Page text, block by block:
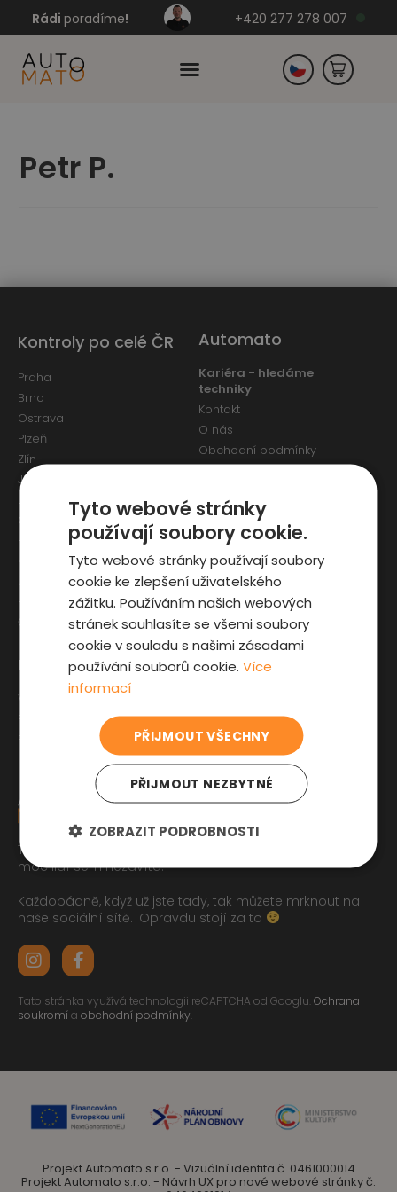
Rádi poradíme! +420 277 278 007
Petr P.
Tak jste se pročetli až sem dolu jo? To zasluhuje respekt,
moc lidí sem nezavítá.
Každopádně, když už jste tady, tak můžete mrknout na
naše sociální sítě. Opravdu stojí za to
Tato stránka využívá technologii reCAPTCHA od Googlu.Ochrana
soukromía obchodní podmínky.
Pro zákazníky
Výběr auta
Fyzická kontrola auta
Prověrka historie
Zajímavosti
Kupní smlouva na auto
Jak registrovat auto
Sleva pro IZS
Automato
Kariéra - hledáme
techniky
Kontakt
O nás
Obchodní podmínky
Kontroly po celé ČR
Praha
Brno
Ostrava
Plzeň
Zlín
Jihlava
Liberec
Olomouc
Pardubice
Karlovy Vary
Ústí nad Labem
Hradec Králové
České Budějovice
Projekt Automato s.r.o. - Vizuální identita č. 0461000014
Projekt Automato s.r.o. - Návrh UX pro nové webové stránky č.
Tyto webové stránky
používají soubory cookie.
Tyto webové stránky používají soubory
cookie ke zlepšení uživatelského
zážitku. Používáním našich webových
stránek souhlasíte se všemi soubory
cookie v souladu s našimi zásadami
používání souborů cookie.Více
informací
PŘIJMOUT VŠECHNY
PŘIJMOUT NEZBYTNÉ
ZOBRAZIT PODROBNOSTI